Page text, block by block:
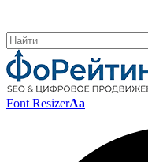
Font ResizerAa